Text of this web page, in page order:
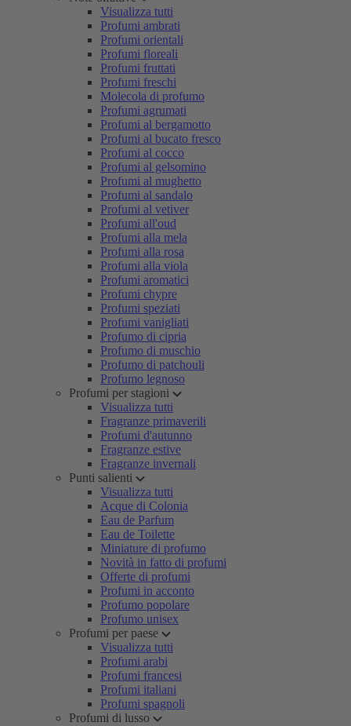
Visualizza tutti
Profumi ambrati
Profumi orientali
Profumi floreali
Profumi fruttati
Profumi freschi
Molecola di profumo
Profumi agrumati
Profumi al bergamotto
Profumi al bucato fresco
Profumi al cocco
Profumi al gelsomino
Profumi al mughetto
Profumi al sandalo
Profumi al vetiver
Profumi all'oud
Profumi alla mela
Profumi alla rosa
Profumi alla viola
Profumi aromatici
Profumi chypre
Profumi speziati
Profumi vanigliati
Profumo di cipria
Profumo di muschio
Profumo di patchouli
Profumo legnoso
Profumi per stagioni
Visualizza tutti
Fragranze primaverili
Profumi d'autunno
Fragranze estive
Fragranze invernali
Punti salienti
Visualizza tutti
Acque di Colonia
Eau de Parfum
Eau de Toilette
Miniature di profumo
Novità in fatto di profumi
Offerte di profumi
Profumi in acconto
Profumo popolare
Profumo unisex
Profumi per paese
Visualizza tutti
Profumi arabi
Profumi francesi
Profumi italiani
Profumi spagnoli
Profumi di lusso